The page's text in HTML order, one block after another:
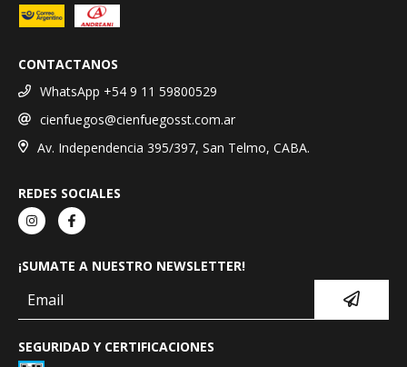
CONTACTANOS
WhatsApp +54 9 11 59800529
cienfuegos@cienfuegosst.com.ar
Av. Independencia 395/397, San Telmo, CABA.
REDES SOCIALES
¡SUMATE A NUESTRO NEWSLETTER!
SEGURIDAD Y CERTIFICACIONES